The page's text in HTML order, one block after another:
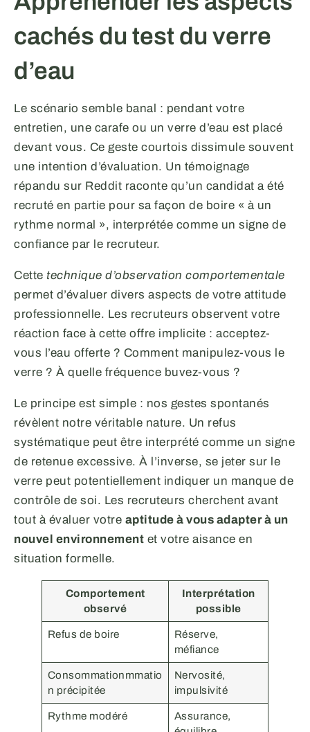
cachés du test du verre
d’eau
Le scénario semble banal : pendant votre
entretien, une carafe ou un verre d’eau est placé
devant vous. Ce geste courtois dissimule souvent
une intention d’évaluation. Un témoignage
répandu sur Reddit raconte qu’un candidat a été
recruté en partie pour sa façon de boire « à un
rythme normal », interprétée comme un signe de
confiance par le recruteur.
Cette technique d’observation comportementale
permet d’évaluer divers aspects de votre attitude
professionnelle. Les recruteurs observent votre
réaction face à cette offre implicite : acceptez-
vous l’eau offerte ? Comment manipulez-vous le
verre ? À quelle fréquence buvez-vous ?
Le principe est simple : nos gestes spontanés
révèlent notre véritable nature. Un refus
systématique peut être interprété comme un signe
de retenue excessive. À l’inverse, se jeter sur le
verre peut potentiellement indiquer un manque de
contrôle de soi. Les recruteurs cherchent avant
tout à évaluer votre aptitude à vous adapter à un
nouvel environnement et votre aisance en
situation formelle.
Comportement
observé
Interprétation
possible
Refus de boire
Réserve,
méfiance
Consommationmmatio
n précipitée
Nervosité,
impulsivité
Rythme modéré
Assurance,